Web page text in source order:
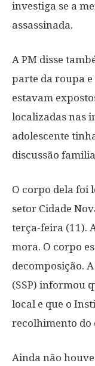
investiga se a
assassinada.
A PM disse
parte da roupa
estavam
localizadas nas
adolescente
discussão
O corpo dela foi
setor Cidade
terça-feira (11).
mora. O corpo
decomposição.
(SSP) informou
local e que o
recolhimento do
Ainda não